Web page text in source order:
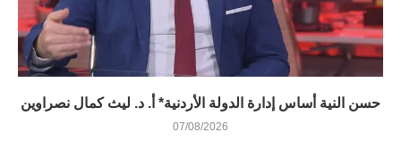
حسن النية أساس إدارة الدولة الأردنية* أ. د. ليث كمال نصراوين
07/08/2026